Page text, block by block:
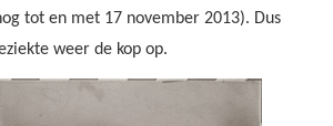
tot en met 17 november 2013). Dus
weer de kop op.